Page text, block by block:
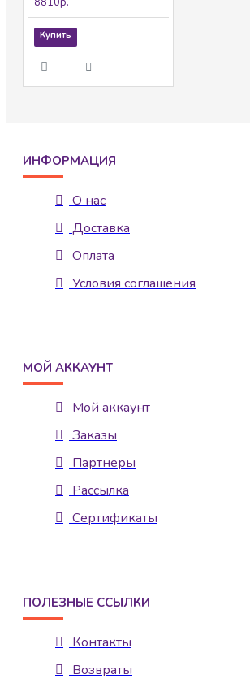
Купить
ИНФОРМАЦИЯ
О нас
Доставка
Оплата
Условия соглашения
МОЙ АККАУНТ
Мой аккаунт
Заказы
Партнеры
Рассылка
Сертификаты
ПОЛЕЗНЫЕ ССЫЛКИ
Контакты
Возвраты